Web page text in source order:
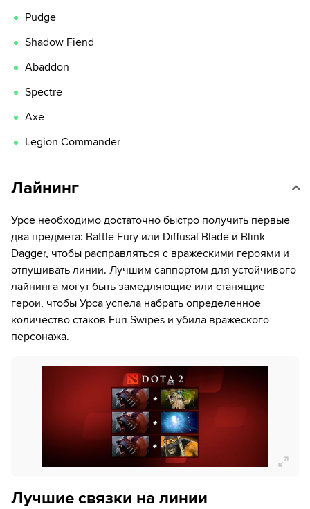
Pudge
Shadow Fiend
Abaddon
Spectre
Axe
Legion Commander
Лайнинг
Урсе необходимо достаточно быстро получить первые
два предмета: Battle Fury или Diffusal Blade и Blink
Dagger, чтобы расправляться с вражескими героями и
отпушивать линии. Лучшим саппортом для устойчивого
лайнинга могут быть замедляющие или станящие
герои, чтобы Урса успела набрать определенное
количество стаков Furi Swipes и убила вражеского
персонажа.
Лучшие связки на линии